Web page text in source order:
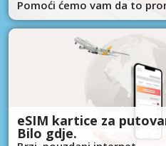
Pomoći ćemo vam da to
eSIM kartice za
Bilo gdje.